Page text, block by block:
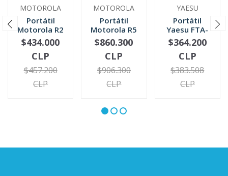
MOTOROLA
Portátil
Motorola R2
Digital VHF
136-174 MHz
UH...
VER OPCIONES
$434.000
CLP
$457.200
CLP
MOTOROLA
Portátil
Motorola R5
Digital VHF
136-174 MHz
| ...
VER OPCIONES
$860.300
CLP
$906.300
CLP
YAESU
Portátil
Yaesu FTA-
450L Banda
Aérea 118-
136,9 Mhz
+
-
$364.200
CLP
$383.508
CLP